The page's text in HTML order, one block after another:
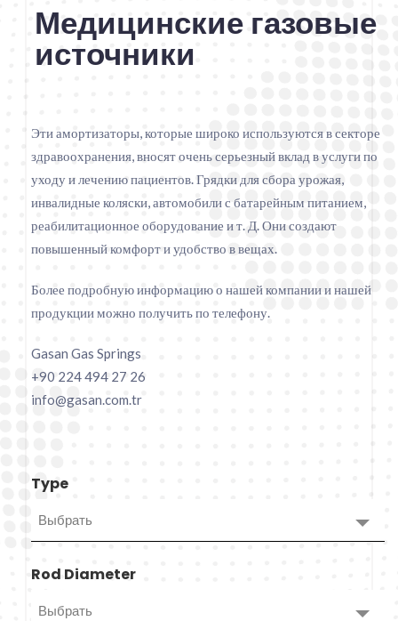
Медицинские газовые
источники
Эти амортизаторы, которые широко используются в секторе
здравоохранения, вносят очень серьезный вклад в услуги по
уходу и лечению пациентов. Грядки для сбора урожая,
инвалидные коляски, автомобили с батарейным питанием,
реабилитационное оборудование и т. Д. Они создают
повышенный комфорт и удобство в вещах.
Более подробную информацию о нашей компании и нашей
продукции можно получить по телефону.
Gasan Gas Springs
+90 224 494 27 26
info@gasan.com.tr
Type
Выбрать
Rod Diameter
Выбрать